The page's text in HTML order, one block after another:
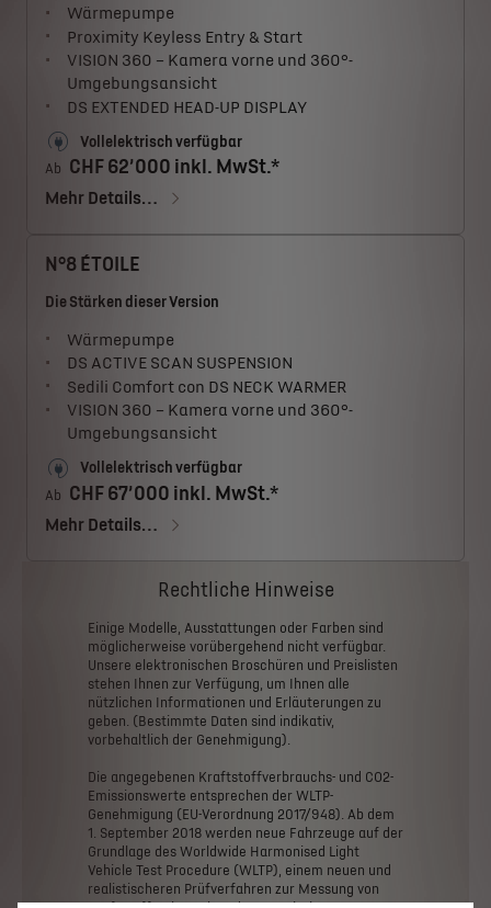
Wärmepumpe
Proximity Keyless Entry & Start
VISION 360 – Kamera vorne und 360°-
Umgebungsansicht
DS EXTENDED HEAD-UP DISPLAY
Vollelektrisch verfügbar
Ab CHF 62’000 inkl. MwSt.*
Mehr Details…
N°8 ÉTOILE
Die Stärken dieser Version
Wärmepumpe
DS ACTIVE SCAN SUSPENSION
Sedili Comfort con DS NECK WARMER
VISION 360 – Kamera vorne und 360°-
Umgebungsansicht
Vollelektrisch verfügbar
Ab CHF 67’000 inkl. MwSt.*
Mehr Details…
Rechtliche Hinweise
Einige Modelle, Ausstattungen oder Farben sind
möglicherweise vorübergehend nicht verfügbar.
Unsere elektronischen Broschüren und Preislisten
stehen
Ihnen zur Verfügung, um Ihnen alle
nützlichen
Informationen und Erläuterungen zu
geben. (Bestimmte Daten sind indikativ,
vorbehaltlich der Genehmigung).
Die angegebenen Kraftstoffverbrauchs- und CO2-
Emissionswerte entsprechen der WLTP-
Genehmigung (EU-Verordnung 2017/948). Ab dem
1. September 2018 werden neue Fahrzeuge auf der
Grundlage des Worldwide Harmonised Light
Vehicle Test Procedure (WLTP), einem neuen und
realistischeren Prüfverfahren zur Messung von